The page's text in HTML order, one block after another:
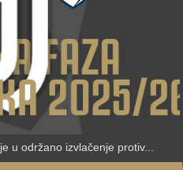
u održano izvlačenje protiv...